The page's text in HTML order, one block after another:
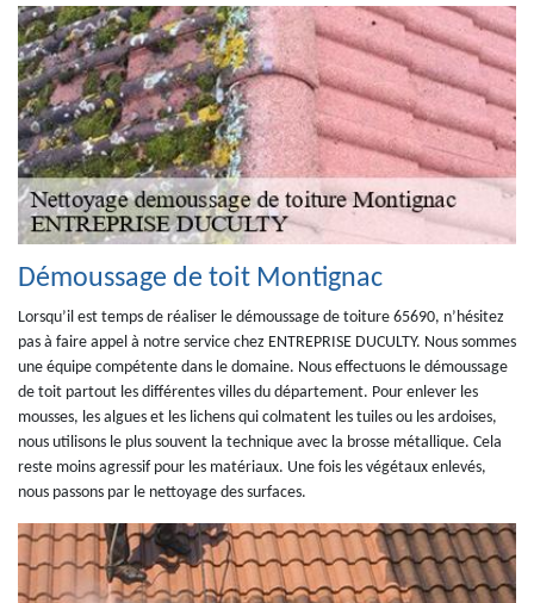
Démoussage de toit Montignac
Lorsqu’il est temps de réaliser le démoussage de toiture 65690, n’hésitez
pas à faire appel à notre service chez ENTREPRISE DUCULTY. Nous sommes
une équipe compétente dans le domaine. Nous effectuons le démoussage
de toit partout les différentes villes du département. Pour enlever les
mousses, les algues et les lichens qui colmatent les tuiles ou les ardoises,
nous utilisons le plus souvent la technique avec la brosse métallique. Cela
reste moins agressif pour les matériaux. Une fois les végétaux enlevés,
nous passons par le nettoyage des surfaces.